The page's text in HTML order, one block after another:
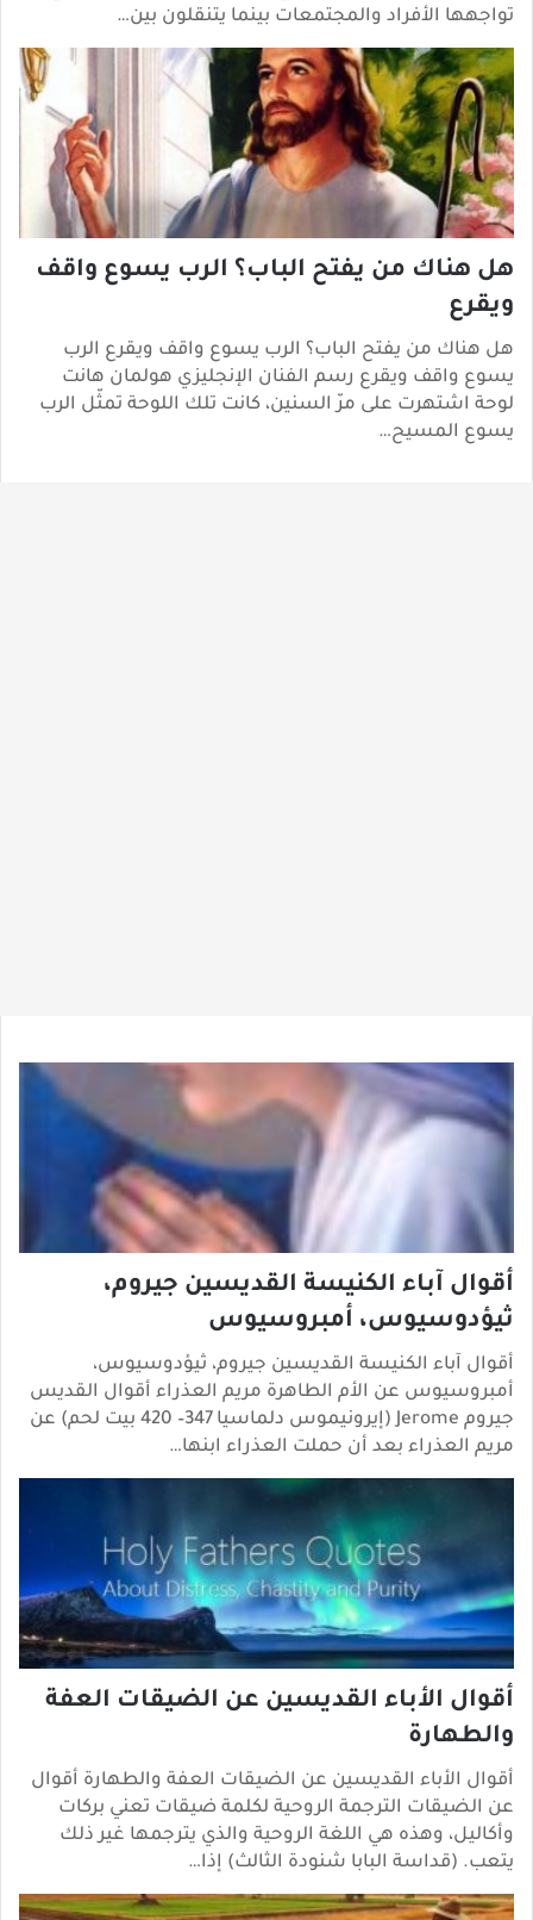
تواجهها الأفراد والمجتمعات بينما يتنقلون بين…
هل هناك من يفتح الباب؟ الرب يسوع واقف
ويقرع
هل هناك من يفتح الباب؟ الرب يسوع واقف ويقرع الرب
يسوع واقف ويقرع رسم الفنان الإنجليزي هولمان هانت
لوحة اشتهرت على مرّ السنين، كانت تلك اللوحة تمثّل الرب
يسوع المسيح…
أقوال آباء الكنيسة القديسين جيروم،
ثيؤدوسيوس، أمبروسيوس
أقوال آباء الكنيسة القديسين جيروم، ثيؤدوسيوس،
أمبروسيوس عن الأم الطاهرة مريم العذراء أقوال القديس
جيروم Jerome (إيرونيموس دلماسيا 347– 420 بيت لحم) عن
مريم العذراء بعد أن حملت العذراء ابنها…
أقوال الأباء القديسين عن الضيقات العفة
والطهارة
أقوال الأباء القديسين عن الضيقات العفة والطهارة أقوال
عن الضيقات الترجمة الروحية لكلمة ضيقات تعني بركات
وأكاليل، وهذه هي اللغة الروحية والذي يترجمها غير ذلك
يتعب. (قداسة البابا شنودة الثالث) إذا…